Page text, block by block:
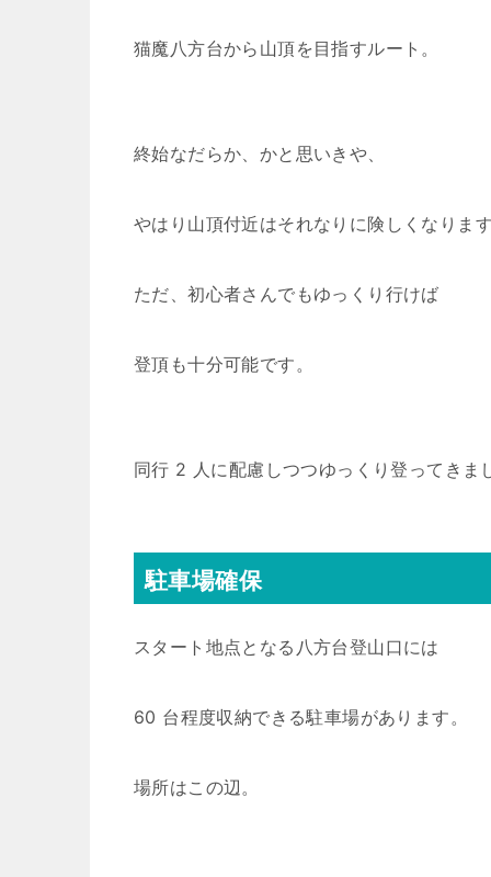
猫魔八方台から山頂を目指すルート。
終始なだらか、かと思いきや、
やはり山頂付近はそれなりに険しくなりま
ただ、初心者さんでもゆっくり行けば
登頂も十分可能です。
同行 2 人に配慮しつつゆっくり登ってきま
駐車場確保
スタート地点となる八方台登山口には
60 台程度収納できる駐車場があります。
場所はこの辺。